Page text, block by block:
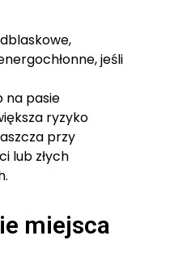
jeśli
na pasie
ryzyko
przy
lub złych
miejsca